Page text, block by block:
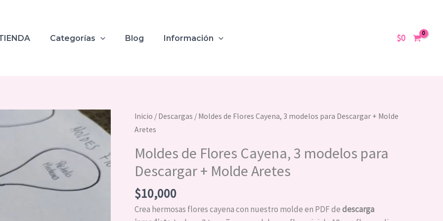
Categorías Blog Información $0
Inicio / Descargas / Moldes de Flores Cayena, 3 modelos para Descargar + Molde
Aretes
Moldes de Flores Cayena, 3 modelos para
Descargar + Molde Aretes
$10,000
Crea hermosas flores cayena con nuestro molde en PDF dedescarga
Moldes
de
Cayena,
3
para
Descargar
cantidad